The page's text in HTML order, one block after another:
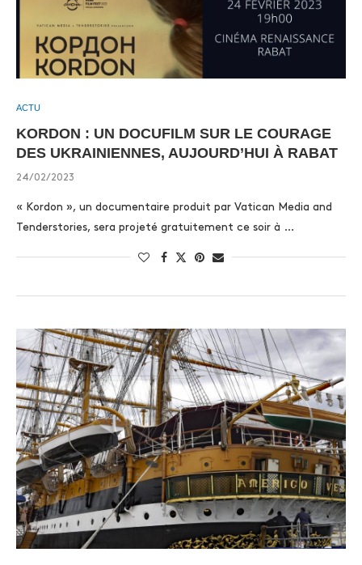
ACTU
KORDON : UN DOCUFILM SUR LE COURAGE
DES UKRAINIENNES, AUJOURD’HUI À RABAT
24/02/2023
« Kordon », un documentaire produit par Vatican Media and
Tenderstories, sera projeté gratuitement ce soir à …